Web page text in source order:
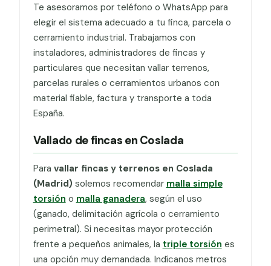
Te asesoramos por teléfono o WhatsApp para
elegir el sistema adecuado a tu finca, parcela o
cerramiento industrial. Trabajamos con
instaladores, administradores de fincas y
particulares que necesitan vallar terrenos,
parcelas rurales o cerramientos urbanos con
material fiable, factura y transporte a toda
España.
Vallado de fincas en Coslada
Para vallar fincas y terrenos en Coslada
(Madrid) solemos recomendar malla simple
torsión o malla ganadera, según el uso
(ganado, delimitación agrícola o cerramiento
perimetral). Si necesitas mayor protección
frente a pequeños animales, la triple torsión es
una opción muy demandada. Indícanos metros